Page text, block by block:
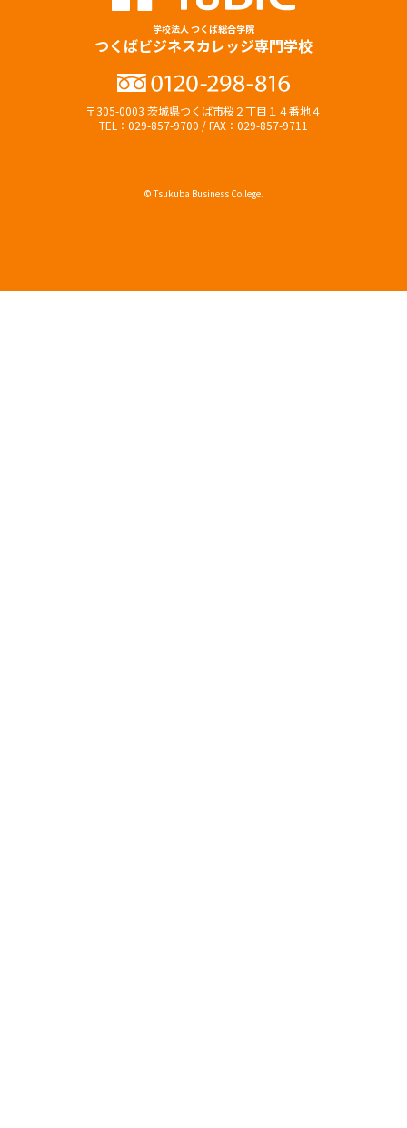
学校法人 つくば総合学院
つくばビジネスカレッジ専門学校
〒305-0003 茨城県つくば市桜２丁目１４番地４
TEL：029-857-9700 / FAX：029-857-9711
© Tsukuba Business College.